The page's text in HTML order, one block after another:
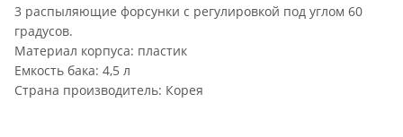
3 распыляющие форсунки с регулировкой под углом 60
градусов.
Материал корпуса: пластик
Емкость бака: 4,5 л
Страна производитель: Корея